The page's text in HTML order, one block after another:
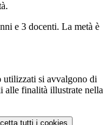
e 3 docenti. La metà è
utilizzati si avvalgono di
alle finalità illustrate nella
tutti i cookies